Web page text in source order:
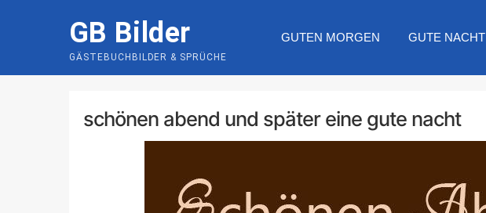
GB Bilder
GÄSTEBUCHBILDER & SPRÜCHE
GUTEN MORGEN GUTE NACHT
schönen abend und später eine gute nacht